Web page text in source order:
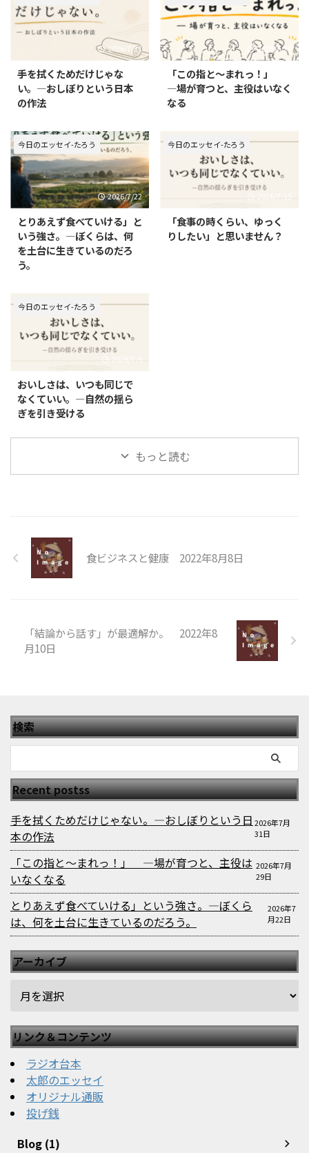
2026/7/31
手を拭くためだけじゃな
い。—おしぼりという日本
の作法
2026/7/29
「この指と〜まれっ！」
—場が育つと、主役はいなく
なる
今日のエッセイ-たろう
2026/7/22
とりあえず食べていける」と
いう強さ。—ぼくらは、何
を土台に生きているのだろ
う。
今日のエッセイ-たろう
2026/7/15
「食事の時くらい、ゆっく
りしたい」と思いません？
今日のエッセイ-たろう
2026/7/9
おいしさは、いつも同じで
なくていい。—自然の揺ら
ぎを引き受ける
もっと読む
食ビジネスと健康 2022年8月8日
「結論から話す」が最適解か。 2022年8
月10日
検索
Recent postss
手を拭くためだけじゃない。—おしぼりという日
本の作法
2026年7月
31日
「この指と〜まれっ！」 —場が育つと、主役は
いなくなる
2026年7月
29日
とりあえず食べていける」という強さ。—ぼくら
は、何を土台に生きているのだろう。
2026年7
月22日
アーカイブ
リンク＆コンテンツ
ラジオ台本
太郎のエッセイ
オリジナル通販
投げ銭
Blog (1)